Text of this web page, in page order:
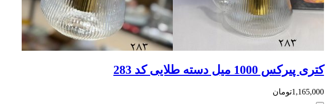
کتری پیرکس 1000 میل دسته طلایی کد 283
1,165,000تومان